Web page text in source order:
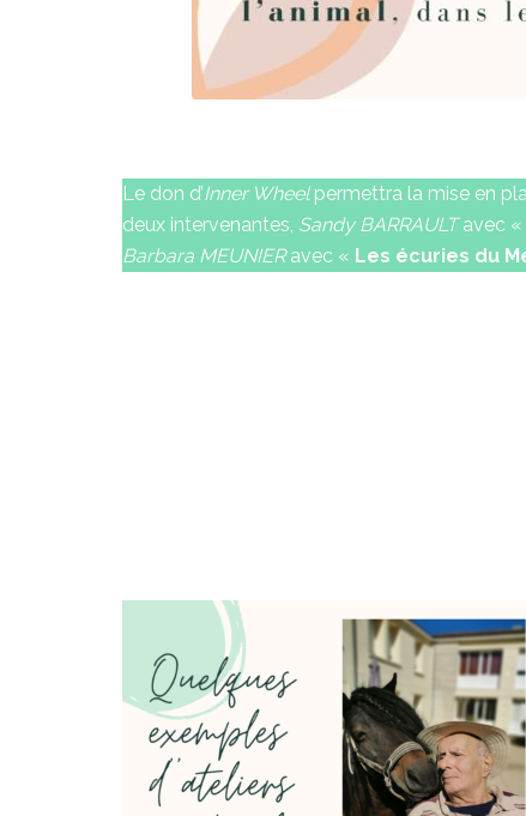
Le don d’Inner Wheelpermettra la mise en
deux intervenantes, Sandy BARRAULTavec «
Barbara MEUNIERavec « Les écuries du